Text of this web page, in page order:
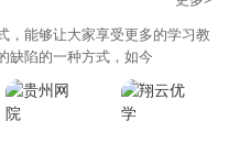
，能够让大家享受更多的学习教
缺陷的一种方式，如今